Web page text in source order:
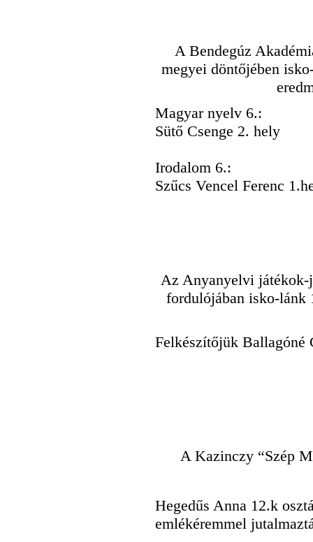
A Bendegúz
megyei döntőjében
Magyar nyelv 6.:
Sütő Csenge 2. hely
Irodalom 6.:
Szűcs Vencel Ferenc
Az Anyanyelvi játékok-
fordulójában isko-lánk
Felkészítőjük Ballagóné
A Kazinczy “Szép
Hegedűs Anna 12.k
emlékéremmel